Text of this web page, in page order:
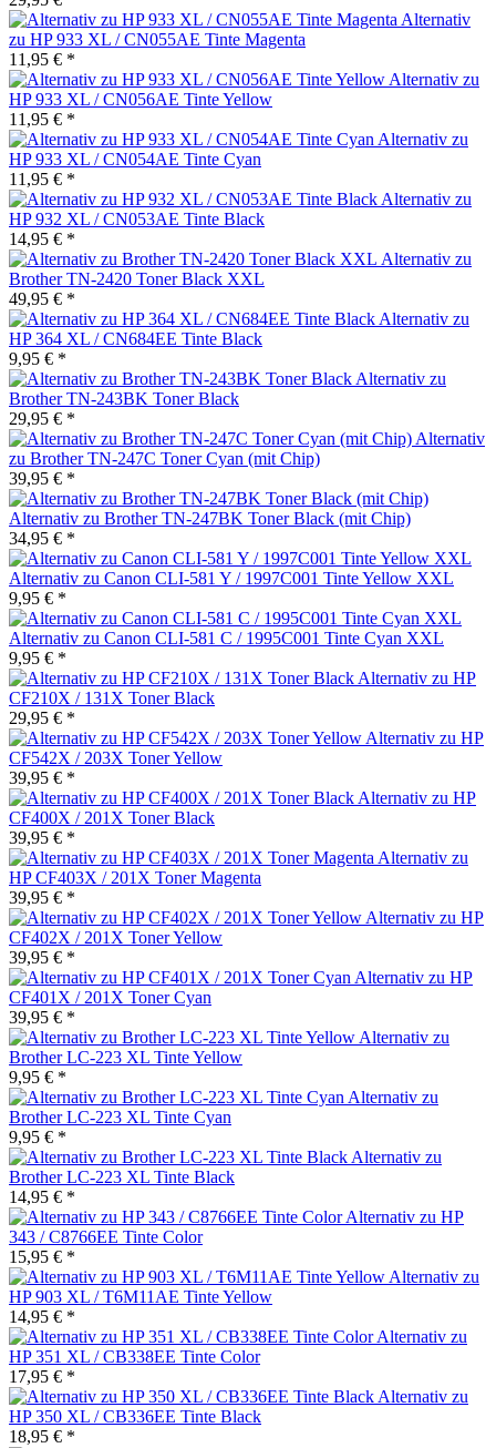
Alternativ
zu HP 933 XL / CN055AE Tinte Magenta
11,95 € *
Alternativ zu
HP 933 XL / CN056AE Tinte Yellow
11,95 € *
Alternativ zu
HP 933 XL / CN054AE Tinte Cyan
11,95 € *
Alternativ zu
HP 932 XL / CN053AE Tinte Black
14,95 € *
Alternativ zu
Brother TN-2420 Toner Black XXL
49,95 € *
Alternativ zu
HP 364 XL / CN684EE Tinte Black
9,95 € *
Alternativ zu
Brother TN-243BK Toner Black
29,95 € *
Alternativ
zu Brother TN-247C Toner Cyan (mit Chip)
39,95 € *
Alternativ zu Brother TN-247BK Toner Black (mit Chip)
34,95 € *
Alternativ zu Canon CLI-581 Y / 1997C001 Tinte Yellow XXL
9,95 € *
Alternativ zu Canon CLI-581 C / 1995C001 Tinte Cyan XXL
9,95 € *
Alternativ zu HP
CF210X / 131X Toner Black
29,95 € *
Alternativ zu HP
CF542X / 203X Toner Yellow
39,95 € *
Alternativ zu HP
CF400X / 201X Toner Black
39,95 € *
Alternativ zu
HP CF403X / 201X Toner Magenta
39,95 € *
Alternativ zu HP
CF402X / 201X Toner Yellow
39,95 € *
Alternativ zu HP
CF401X / 201X Toner Cyan
39,95 € *
Alternativ zu
Brother LC-223 XL Tinte Yellow
9,95 € *
Alternativ zu
Brother LC-223 XL Tinte Cyan
9,95 € *
Alternativ zu
Brother LC-223 XL Tinte Black
14,95 € *
Alternativ zu HP
343 / C8766EE Tinte Color
15,95 € *
Alternativ zu
HP 903 XL / T6M11AE Tinte Yellow
14,95 € *
Alternativ zu
HP 351 XL / CB338EE Tinte Color
17,95 € *
Alternativ zu
HP 350 XL / CB336EE Tinte Black
18,95 € *